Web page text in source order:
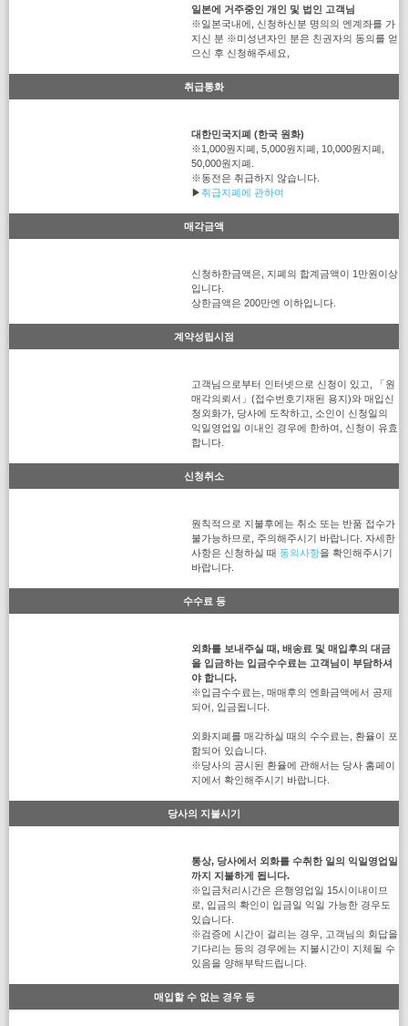
일본에 거주중인 개인 및 법인 고객님
※일본국내에, 신청하신분 명의의 엔계좌를 가
지신 분 ※미성년자인 분은 친권자의 동의를 얻
으신 후 신청해주세요,
취급통화
대한민국지폐 (한국 원화)
※1,000원지폐, 5,000원지폐, 10,000원지폐,
50,000원지폐.
※동전은 취급하지 않습니다.
▶취급지폐에 관하여
매각금액
신청하한금액은, 지폐의 합계금액이 1만원이상
입니다.
상한금액은 200만엔 이하입니다.
계약성립시점
고객님으로부터 인터넷으로 신청이 있고, 「원
매각의뢰서」(접수번호기재된 용지)와 매입신
청외화가, 당사에 도착하고, 소인이 신청일의
익일영업일 이내인 경우에 한하여, 신청이 유효
합니다.
신청취소
원칙적으로 지불후에는 취소 또는 반품 접수가
불가능하므로, 주의해주시기 바랍니다. 자세한
사항은 신청하실 때 동의사항을 확인해주시기
바랍니다.
수수료 등
외화를 보내주실 때, 배송료 및 매입후의 대금
을 입금하는 입금수수료는 고객님이 부담하셔
야 합니다.
※입금수수료는, 매매후의 엔화금액에서 공제
되어, 입금됩니다.
외화지폐를 매각하실 때의 수수료는, 환율이 포
함되어 있습니다.
※당사의 공시된 환율에 관해서는 당사 홈페이
지에서 확인해주시기 바랍니다.
당사의 지불시기
통상, 당사에서 외화를 수취한 일의 익일영업일
까지 지불하게 됩니다.
※입금처리시간은 은행영업일 15시이내이므
로, 입금의 확인이 입금일 익일 가능한 경우도
있습니다.
※검증에 시간이 걸리는 경우, 고객님의 회답을
기다리는 등의 경우에는 지불시간이 지체될 수
있음을 양해부탁드립니다.
매입할 수 없는 경우 등